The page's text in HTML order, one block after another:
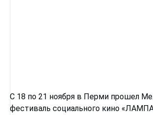
С 18 по 21 ноября в Перми прошел
фестиваль социального кино